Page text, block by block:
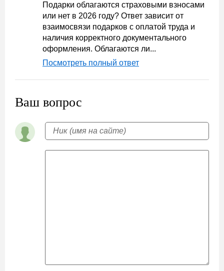
Подарки облагаются страховыми взносами
или нет в 2026 году? Ответ зависит от
взаимосвязи подарков с оплатой труда и
наличия корректного документального
оформления. Облагаются ли...
Посмотреть полный ответ
Ваш вопрос